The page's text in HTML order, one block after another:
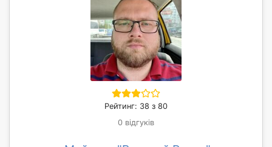
Рейтинг: 38 з 80
0 відгуків